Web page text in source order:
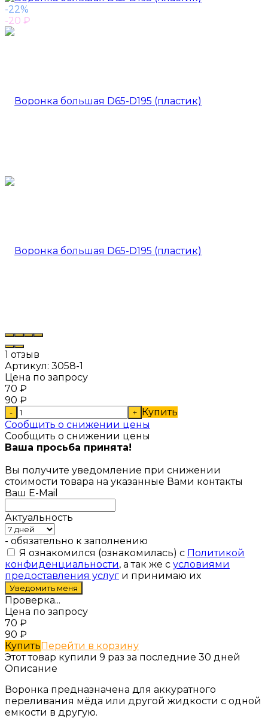
-22%
-20 ₽
1 отзыв
Артикул: 3058-1
Цена по запросу
70 ₽
90 ₽
- + Купить
Сообщить о снижении цены
Сообщить о снижении цены
Ваша просьба принята!
Вы получите уведомление при снижении
стоимости товара на указанные Вами контакты
Ваш E-Mail
Актуальность
- обязательно к заполнению
Я ознакомился (ознакомилась) с Политикой
конфиденциальности, а так же с условиями
предоставления услуг и принимаю их
Проверка...
Цена по запросу
70 ₽
90 ₽
КупитьПерейти в корзину
Этот товар купили 9 раз за последние 30 дней
Описание
Воронка предназначена для аккуратного
переливания мёда или другой жидкости с одной
емкости в другую.